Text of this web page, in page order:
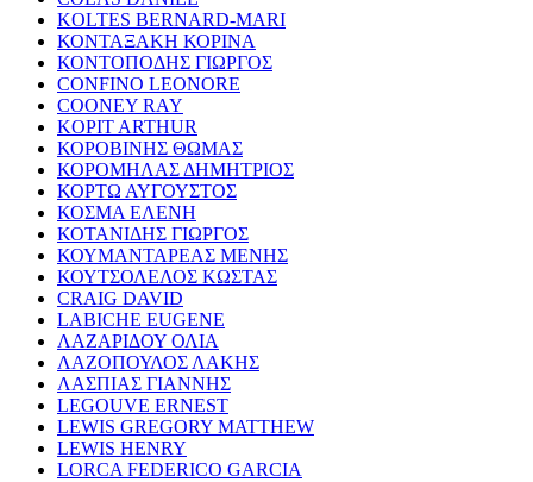
KOLTES BERNARD-MARI
ΚΟΝΤΑΞΑΚΗ ΚΟΡΙΝΑ
ΚΟΝΤΟΠΟΔΗΣ ΓΙΩΡΓΟΣ
CONFINO LEONORE
COONEY RAY
KOPIT ARTHUR
ΚΟΡΟΒΙΝΗΣ ΘΩΜΑΣ
ΚΟΡΟΜΗΛΑΣ ΔΗΜΗΤΡΙΟΣ
ΚΟΡΤΩ ΑΥΓΟΥΣΤΟΣ
ΚΟΣΜΑ ΕΛΕΝΗ
ΚΟΤΑΝΙΔΗΣ ΓΙΩΡΓΟΣ
ΚΟΥΜΑΝΤΑΡΕΑΣ ΜΕΝΗΣ
ΚΟΥΤΣΟΛΕΛΟΣ ΚΩΣΤΑΣ
CRAIG DAVID
LABICHE EUGENE
ΛΑΖΑΡΙΔΟΥ ΟΛΙΑ
ΛΑΖΟΠΟΥΛΟΣ ΛΑΚΗΣ
ΛΑΣΠΙΑΣ ΓΙΑΝΝΗΣ
LEGOUVE ERNEST
LEWIS GREGORY MATTHEW
LEWIS HENRY
LORCA FEDERICO GARCIA